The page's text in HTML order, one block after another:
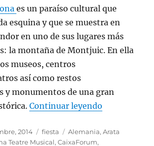
es un paraíso cultural que
esquina y que se muestra en
en uno de sus lugares más
la montaña de Montjuic. En ella
museos, centros
así como restos
y monumentos de una gran
Continuar leyendo
2014 Categorías
fiesta Etiquetas
Alemania,Arata
Teatre Musical,CaixaForum,